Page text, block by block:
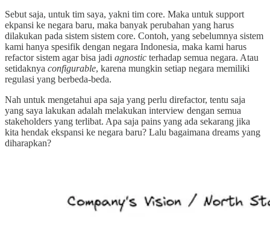
Sebut saja, untuk tim saya, yakni tim core. Maka untuk support
ekpansi ke negara baru, maka banyak perubahan yang harus
dilakukan pada sistem sistem core. Contoh, yang sebelumnya sistem
kami hanya spesifik dengan negara Indonesia, maka kami harus
refactor sistem agar bisa jadi agnostic terhadap semua negara. Atau
setidaknya configurable, karena mungkin setiap negara memiliki
regulasi yang berbeda-beda.
Nah untuk mengetahui apa saja yang perlu direfactor, tentu saja
yang saya lakukan adalah melakukan interview dengan semua
stakeholders yang terlibat. Apa saja pains yang ada sekarang jika
kita hendak ekspansi ke negara baru? Lalu bagaimana dreams yang
diharapkan?